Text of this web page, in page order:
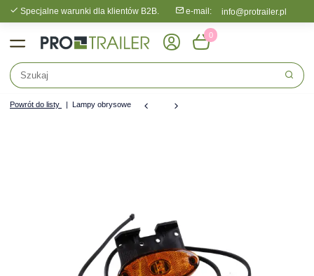
Specjalne warunki dla klientów B2B. e-mail: info@protrailer.pl
0
Powrót do listy Lampy obrysowe